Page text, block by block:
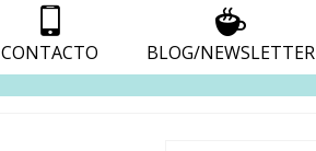
CONTACTO BLOG/NEWSLETTER